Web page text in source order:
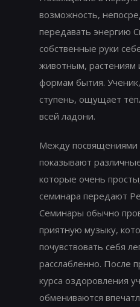
возможность,
передавать энергию
собственные руки
животным,
формам бытия.
ступень, ощущает
всей ладони.
Между посвящениями
показывают
которые очень
семинара передают
Семинары обычно
приятную музыку,
почувствовать себя
расслабленно. После
курса оздоровления
обмениваются